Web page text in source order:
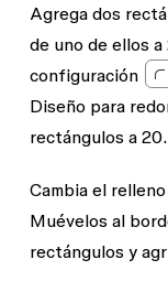
Agrega dos
de uno de ellos
configuración
Diseño para
rectángulos a 20.
Cambia el
Muévelos al
rectángulos y